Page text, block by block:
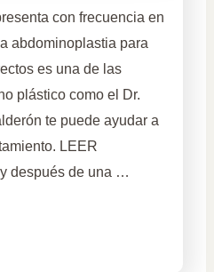
con frecuencia en
abdominoplastia para
es una de las
plástico como el Dr.
te puede ayudar a
LEER
después de una …